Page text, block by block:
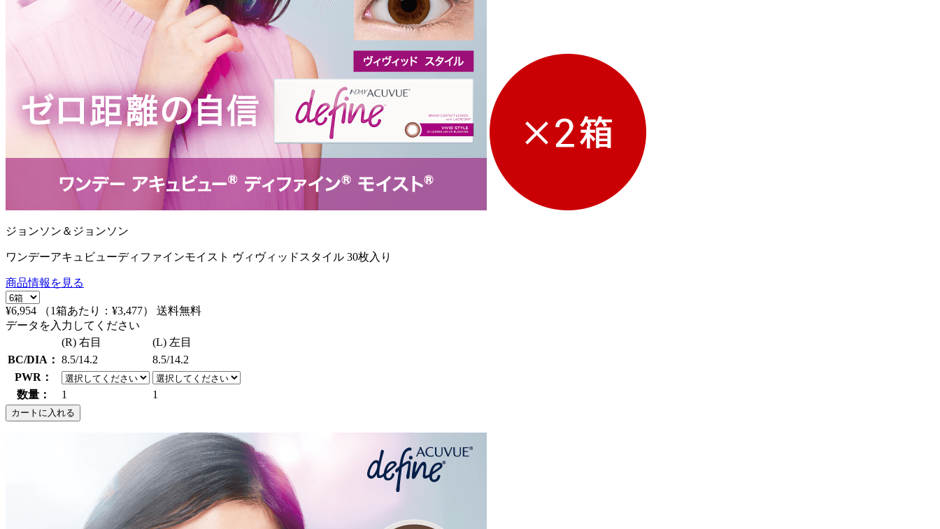
ジョンソン＆ジョンソン
ワンデーアキュビューディファインモイスト ヴィヴィッドスタイル 30枚入り
商品情報を見る
¥6,954 （1箱あたり： ¥3,477）
送料無料
データを入力してください
(R) 右目
(L) 左目
BC/DIA： 8.5/14.2
8.5/14.2
PWR：
数量：
1 1
カートに入れる